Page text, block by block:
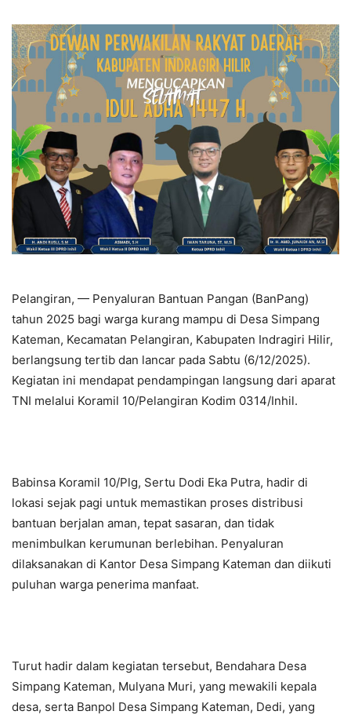
Pelangiran, — Penyaluran Bantuan Pangan (BanPang)
tahun 2025 bagi warga kurang mampu di Desa Simpang
Kateman, Kecamatan Pelangiran, Kabupaten Indragiri Hilir,
berlangsung tertib dan lancar pada Sabtu (6/12/2025).
Kegiatan ini mendapat pendampingan langsung dari aparat
TNI melalui Koramil 10/Pelangiran Kodim 0314/Inhil.
Babinsa Koramil 10/Plg, Sertu Dodi Eka Putra, hadir di
lokasi sejak pagi untuk memastikan proses distribusi
bantuan berjalan aman, tepat sasaran, dan tidak
menimbulkan kerumunan berlebihan. Penyaluran
dilaksanakan di Kantor Desa Simpang Kateman dan diikuti
puluhan warga penerima manfaat.
Turut hadir dalam kegiatan tersebut, Bendahara Desa
Simpang Kateman, Mulyana Muri, yang mewakili kepala
desa, serta Banpol Desa Simpang Kateman, Dedi, yang